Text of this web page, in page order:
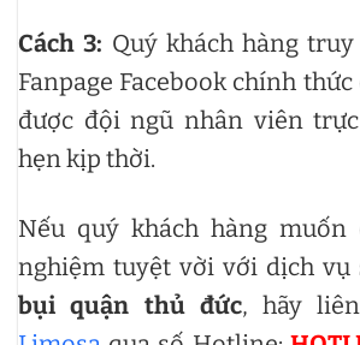
Cách 3: Quý khách hàng
Fanpage Facebook chính
được đội ngũ nhân viên
hẹn kịp thời.
Nếu quý khách hàng
nghiệm tuyệt vời với dịch vụ
bụi quận thủ đức, hãy